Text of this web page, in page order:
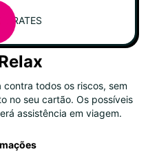
todos os riscos, sem
no seu cartão. Os possíveis
assistência em viagem.